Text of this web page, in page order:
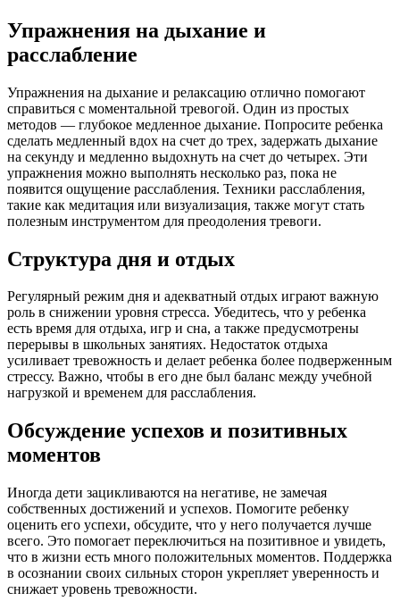
Упражнения на дыхание и
расслабление
Упражнения на дыхание и релаксацию отлично помогают
справиться с моментальной тревогой. Один из простых
методов — глубокое медленное дыхание. Попросите ребенка
сделать медленный вдох на счет до трех, задержать дыхание
на секунду и медленно выдохнуть на счет до четырех. Эти
упражнения можно выполнять несколько раз, пока не
появится ощущение расслабления. Техники расслабления,
такие как медитация или визуализация, также могут стать
полезным инструментом для преодоления тревоги.
Структура дня и отдых
Регулярный режим дня и адекватный отдых играют важную
роль в снижении уровня стресса. Убедитесь, что у ребенка
есть время для отдыха, игр и сна, а также предусмотрены
перерывы в школьных занятиях. Недостаток отдыха
усиливает тревожность и делает ребенка более подверженным
стрессу. Важно, чтобы в его дне был баланс между учебной
нагрузкой и временем для расслабления.
Обсуждение успехов и позитивных
моментов
Иногда дети зацикливаются на негативе, не замечая
собственных достижений и успехов. Помогите ребенку
оценить его успехи, обсудите, что у него получается лучше
всего. Это помогает переключиться на позитивное и увидеть,
что в жизни есть много положительных моментов. Поддержка
в осознании своих сильных сторон укрепляет уверенность и
снижает уровень тревожности.